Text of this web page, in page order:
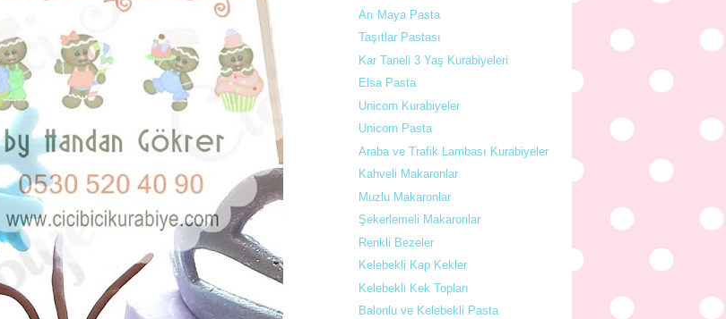
Arı Maya Pasta
Taşıtlar Pastası
Kar Taneli 3 Yaş Kurabiyeleri
Elsa Pasta
Unicorn Kurabiyeler
Unicorn Pasta
Araba ve Trafik Lambası Kurabiyeler
Kahveli Makaronlar
Muzlu Makaronlar
Şekerlemeli Makaronlar
Renkli Bezeler
Kelebekli Kap Kekler
Kelebekli Kek Topları
Balonlu ve Kelebekli Pasta